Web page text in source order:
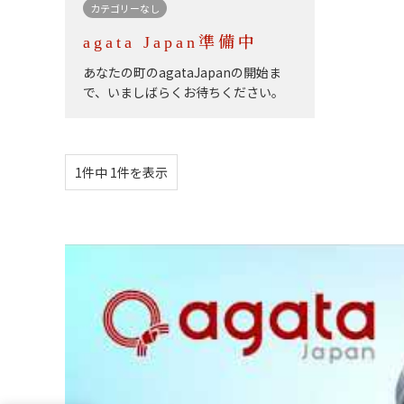
カテゴリーなし
agata Japan準備中
あなたの町のagataJapanの開始ま
で、いましばらくお待ちください。
1件中 1件を表示